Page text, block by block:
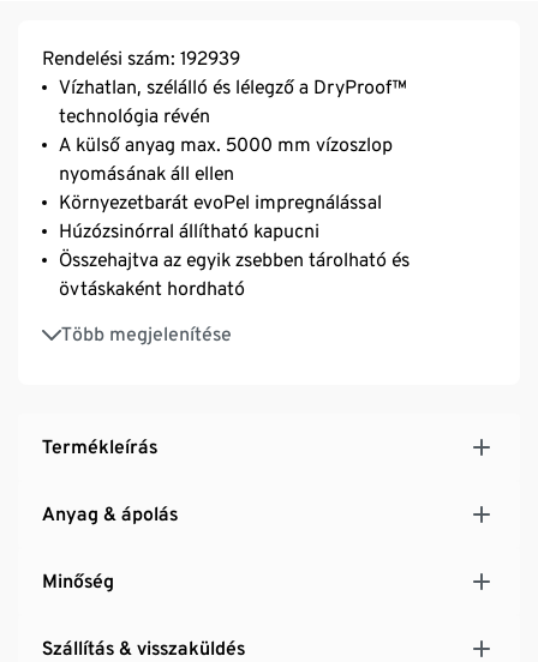
Rendelési szám: 192939
Vízhatlan, szélálló és lélegző a DryProof™
technológia révén
A külső anyag max. 5000 mm vízoszlop
nyomásának áll ellen
Környezetbarát evoPel impregnálással
Húzózsinórral állítható kapucni
Összehajtva az egyik zsebben tárolható és
övtáskaként hordható
Több megjelenítése
Az ujjkivágások az oldalsó patentgombokkal
Fényvisszaverő dizájnelemekkel
Termékleírás
Anyag & ápolás
Minőség
Szállítás & visszaküldés